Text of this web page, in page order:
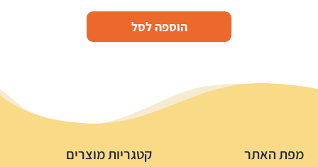
הוספה לסל
מפת האתר קטגריות מוצרים